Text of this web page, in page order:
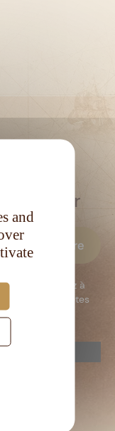
vous consentez à
que vous êtes
and